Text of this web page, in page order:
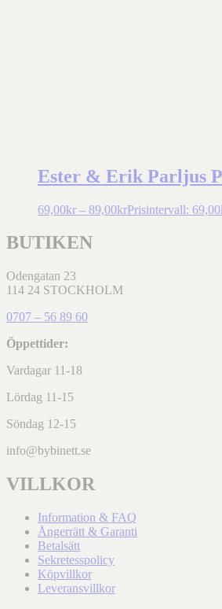
Ester & Erik Parljus
69,00kr – 89,00krPrisintervall:
BUTIKEN
Odengatan 23
114 24 STOCKHOLM
0707 – 56 89 60
Öppettider:
Vardagar 11-18
Lördag 11-15
Söndag 12-15
info@bybinett.se
VILLKOR
Information & FAQ
Ångerrätt & Garanti
Betalsätt
Sekretesspolicy
Köpvillkor
Leveransvillkor